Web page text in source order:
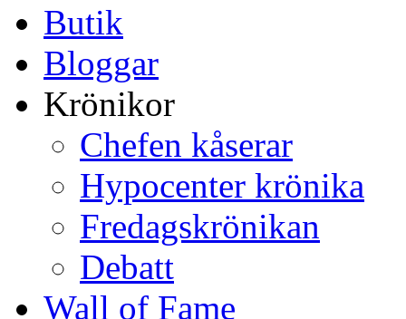
Butik
Bloggar
Krönikor
Chefen kåserar
Hypocenter krönika
Fredagskrönikan
Debatt
Wall of Fame